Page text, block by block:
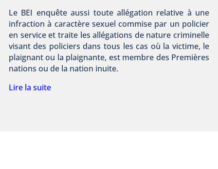
Le BEI enquête aussi toute allégation relative à une
infraction à caractère sexuel commise par un policier
en service et traite les allégations de nature criminelle
visant des policiers dans tous les cas où la victime, le
plaignant ou la plaignante, est membre des Premières
nations ou de la nation inuite.
Lire la suite